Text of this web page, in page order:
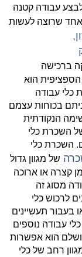
עבודה קטנה
שרוצה לעשות
ברכישה
הוא
כלי עבודה
בכוחות עצמם
הנקודתית
השכרת כלי
השכרת כלי
של מגוון גדול
קצרה או ארוכה
מסוג זה
לרכוש כלי
בעבור תעשיינים
עבודה נוספים
הוא אפשרות
רחב של כלי